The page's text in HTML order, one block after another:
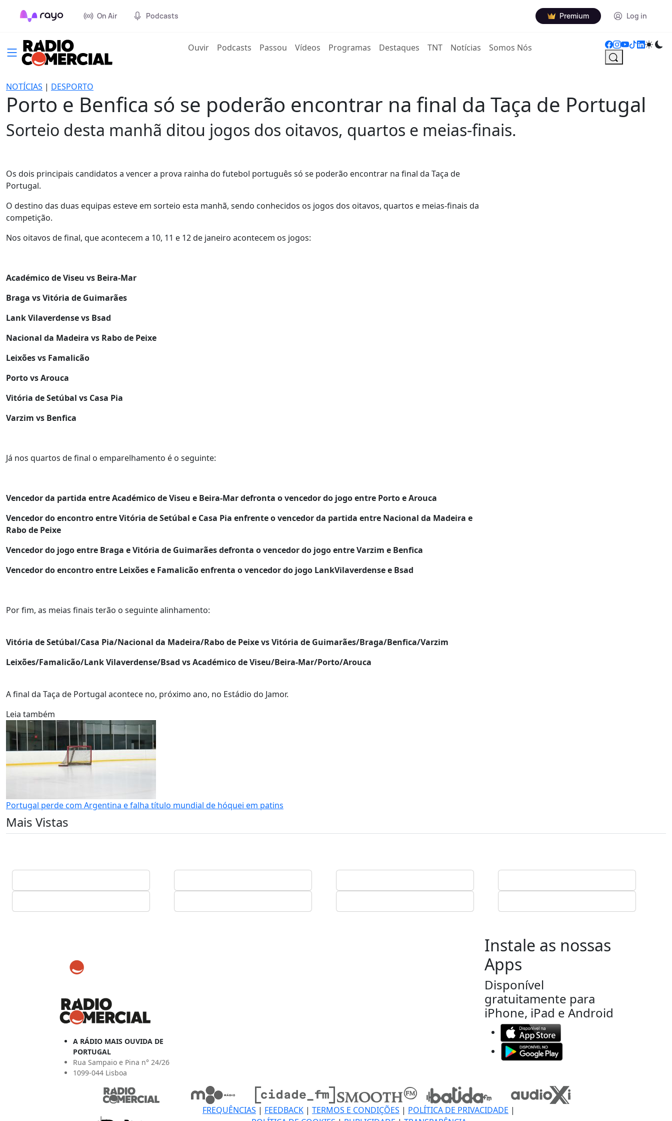
On Air Podcasts Premium Log in
Ouvir(current)
Podcasts Passou Vídeos Programas Destaques TNT Notícias Somos Nós
NOTÍCIAS | DESPORTO
Porto e Benfica só se poderão encontrar na final da Taça de Portugal
Sorteio desta manhã ditou jogos dos oitavos, quartos e meias-finais.
Os dois principais candidatos a vencer a prova rainha do futebol português só se poderão encontrar na final da Taça de
Portugal.
O destino das duas equipas esteve em sorteio esta manhã, sendo conhecidos os jogos dos oitavos, quartos e meias-finais da
competição.
Nos oitavos de final, que acontecem a 10, 11 e 12 de janeiro acontecem os jogos:
Académico de Viseu vs Beira-Mar
Braga vs Vitória de Guimarães
Lank Vilaverdense vs Bsad
Nacional da Madeira vs Rabo de Peixe
Leixões vs Famalicão
Porto vs Arouca
Vitória de Setúbal vs Casa Pia
Varzim vs Benfica
Já nos quartos de final o emparelhamento é o seguinte:
Vencedor da partida entre Académico de Viseu e Beira-Mar defronta o vencedor do jogo entre Porto e Arouca
Vencedor do encontro entre Vitória de Setúbal e Casa Pia enfrente o vencedor da partida entre Nacional da Madeira e
Rabo de Peixe
Vencedor do jogo entre Braga e Vitória de Guimarães defronta o vencedor do jogo entre Varzim e Benfica
Vencedor do encontro entre Leixões e Famalicão enfrenta o vencedor do jogo LankVilaverdense e Bsad
Por fim, as meias finais terão o seguinte alinhamento:
Vitória de Setúbal/Casa Pia/Nacional da Madeira/Rabo de Peixe vs Vitória de Guimarães/Braga/Benfica/Varzim
Leixões/Famalicão/Lank Vilaverdense/Bsad vs Académico de Viseu/Beira-Mar/Porto/Arouca
A final da Taça de Portugal acontece no, próximo ano, no Estádio do Jamor.
Leia também
Portugal perde com Argentina e falha título mundial de hóquei em patins
Mais Vistas
A RÁDIO MAIS OUVIDA DE
PORTUGAL
Rua Sampaio e Pina n° 24/26
1099-044 Lisboa
Instale as nossas
Apps
Disponível
gratuitamente para
iPhone, iPad e Android
FREQUÊNCIAS | FEEDBACK | TERMOS E CONDIÇÕES | POLÍTICA DE PRIVACIDADE |